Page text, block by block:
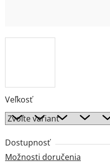
Veľkosť
Dostupnosť
Možnosti doručenia